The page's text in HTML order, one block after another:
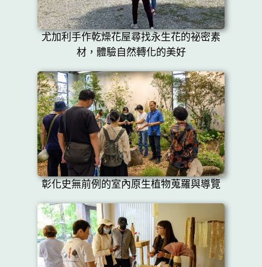
尤加利手作乾燥花屋尋找永生花的祕密素
材，體驗自然轉化的美好
彰化史無前例的室內原生植物蒐羅與導覽